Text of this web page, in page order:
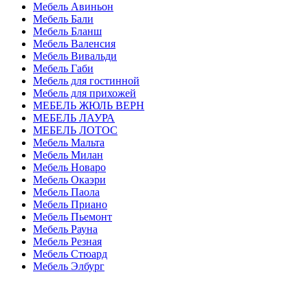
Мебель Авиньон
Мебель Бали
Мебель Бланш
Мебель Валенсия
Мебель Вивальди
Мебель Габи
Мебель для гостинной
Мебель для прихожей
МЕБЕЛЬ ЖЮЛЬ ВЕРН
МЕБЕЛЬ ЛАУРА
МЕБЕЛЬ ЛОТОС
Мебель Мальта
Мебель Милан
Мебель Новаро
Мебель Окаэри
Мебель Паола
Мебель Приано
Мебель Пьемонт
Мебель Рауна
Мебель Резная
Мебель Стюард
Мебель Элбург